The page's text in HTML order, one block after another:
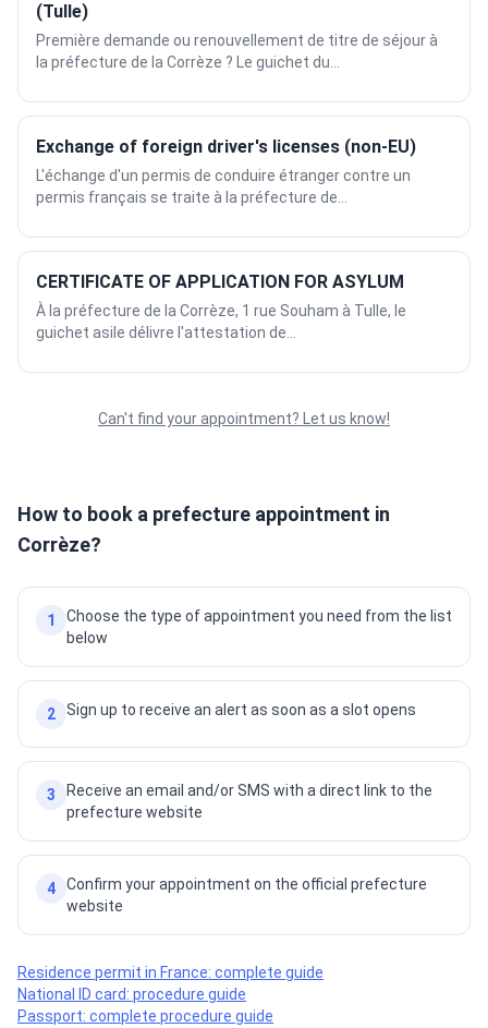
(Tulle)
Première demande ou renouvellement de titre de séjour à
la préfecture de la Corrèze ? Le guichet du...
Exchange of foreign driver's licenses (non-EU)
L'échange d'un permis de conduire étranger contre un
permis français se traite à la préfecture de...
CERTIFICATE OF APPLICATION FOR ASYLUM
À la préfecture de la Corrèze, 1 rue Souham à Tulle, le
guichet asile délivre l'attestation de...
Can't find your appointment? Let us know!
How to book a prefecture appointment in
Corrèze?
1
Choose the type of appointment you need from the list
below
2 Sign up to receive an alert as soon as a slot opens
3
Receive an email and/or SMS with a direct link to the
prefecture website
4
Confirm your appointment on the official prefecture
website
Residence permit in France: complete guide
National ID card: procedure guide
Passport: complete procedure guide